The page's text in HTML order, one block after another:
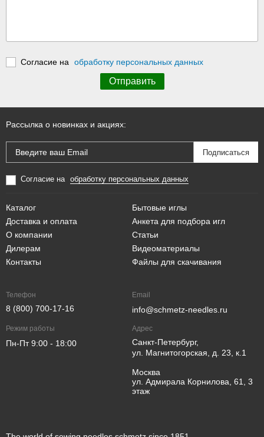
Согласие на обработку персональных данных
Рассылка о новинках и акциях:
Согласие на обработку персональных данных
Каталог
Доставка и оплата
О компании
Дилерам
Контакты
Бытовые иглы
Анкета для подбора игл
Статьи
Видеоматериалы
Файлы для скачивания
Телефон
8 (800) 700-17-16
Email
info@schmetz-needles.ru
Режим работы
Пн-Пт 9:00 - 18:00
Адрес
Санкт-Петербург,
ул. Магнитогорская, д. 23, к.1
Москва
ул. Адмирала Корнилова, 61, 3
этаж